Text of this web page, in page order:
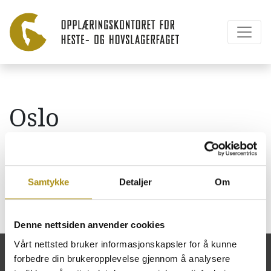
Samtykke Detaljer Om
Denne nettsiden anvender cookies
Vårt nettsted bruker informasjonskapsler for å kunne
forbedre din brukeropplevelse gjennom å analysere
Oslo
Universitetssykehus –
Stallen Gaustad